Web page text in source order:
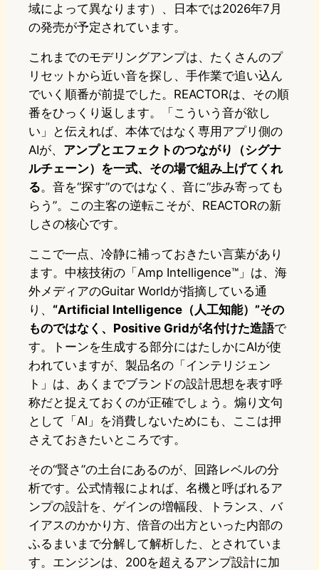
域によって異なります）、日本では2026年7月
の発売が予定されています。
これまでのモデリングアンプは、たくさんのプ
リセットから近い音を探し、手作業で追い込ん
でいく順番が前提でした。REACTORは、その順
番をひっくり返します。「こういう音が欲し
い」と伝えれば、本体ではなく専用アプリ側の
AIが、 アンプとエフェクトのつながり（シグナ
ルチェーン）を一式、その場で組み上げてくれ
る。音を“探す”のではなく、音に“歩み寄っても
らう”。この主客の逆転こそが、REACTORの新
しさの核心です。
ここで一点、冷静に補っておきたい言葉があり
ます。中核技術の「Amp Intelligence™」は、海
外メディアのGuitar Worldが指摘している通
り、 “Artificial Intelligence（人工知能）”その
ものではなく、Positive Gridが名付けた造語で
す。トーンを生成する部分にはたしかにAIが使
われていますが、製品名の「インテリジェン
ト」は、あくまでブランドの設計思想を表す呼
称だと捉えておくのが正確でしょう。煽り文句
として「AI」を消費しないためにも、ここは押
さえておきたいところです。
その“賢さ”の土台にあるのが、回路レベルの分
析です。公式情報によれば、名機と呼ばれるア
ンプの設計を、ゲインの増幅段、トランス、バ
イアスのかかり方、倍音の出方といった内部の
ふるまいまで分解して解析した、とされていま
す。エンジンは、200を超えるアンプ設計に加